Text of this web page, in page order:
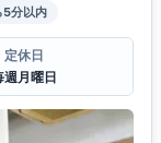
5分以内
定休日
週月曜日